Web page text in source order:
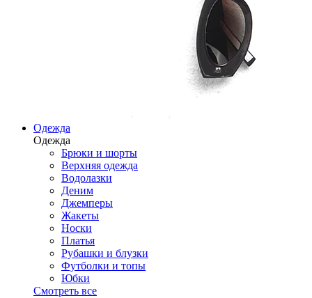
Одежда
Одежда
Брюки и шорты
Верхняя одежда
Водолазки
Деним
Джемперы
Жакеты
Носки
Платья
Рубашки и блузки
Футболки и топы
Юбки
Смотреть все